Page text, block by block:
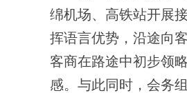
绵机场、高铁站开展
挥语言优势，沿途向
客商在路途中初步领
感。与此同时，会务